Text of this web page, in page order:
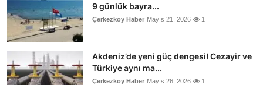
9 günlük bayra...
Çerkezköy Haber Mayıs 21, 2026 1
Akdeniz’de yeni güç dengesi! Cezayir ve
Türkiye aynı ma...
Çerkezköy Haber Mayıs 26, 2026 1